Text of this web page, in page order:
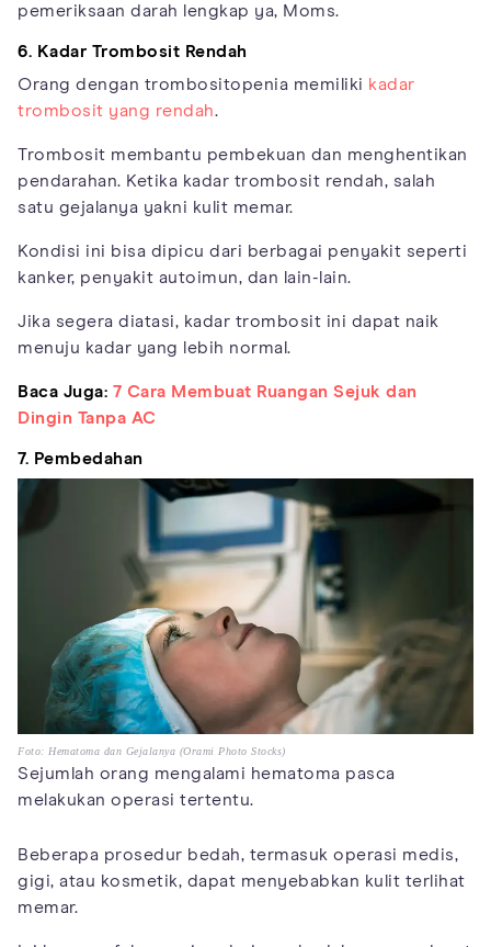
pemeriksaan darah lengkap ya, Moms.
6. Kadar Trombosit Rendah
Orang dengan trombositopenia memiliki kadar
trombosit yang rendah.
Trombosit membantu pembekuan dan menghentikan
pendarahan. Ketika kadar trombosit rendah, salah
satu gejalanya yakni kulit memar.
Kondisi ini bisa dipicu dari berbagai penyakit seperti
kanker, penyakit autoimun, dan lain-lain.
Jika segera diatasi, kadar trombosit ini dapat naik
menuju kadar yang lebih normal.
Baca Juga: 7 Cara Membuat Ruangan Sejuk dan
Dingin Tanpa AC
7. Pembedahan
Foto: Hematoma dan Gejalanya (Orami Photo Stocks)
Sejumlah orang mengalami hematoma pasca
melakukan operasi tertentu.
Beberapa prosedur bedah, termasuk operasi medis,
gigi, atau kosmetik, dapat menyebabkan kulit terlihat
memar.